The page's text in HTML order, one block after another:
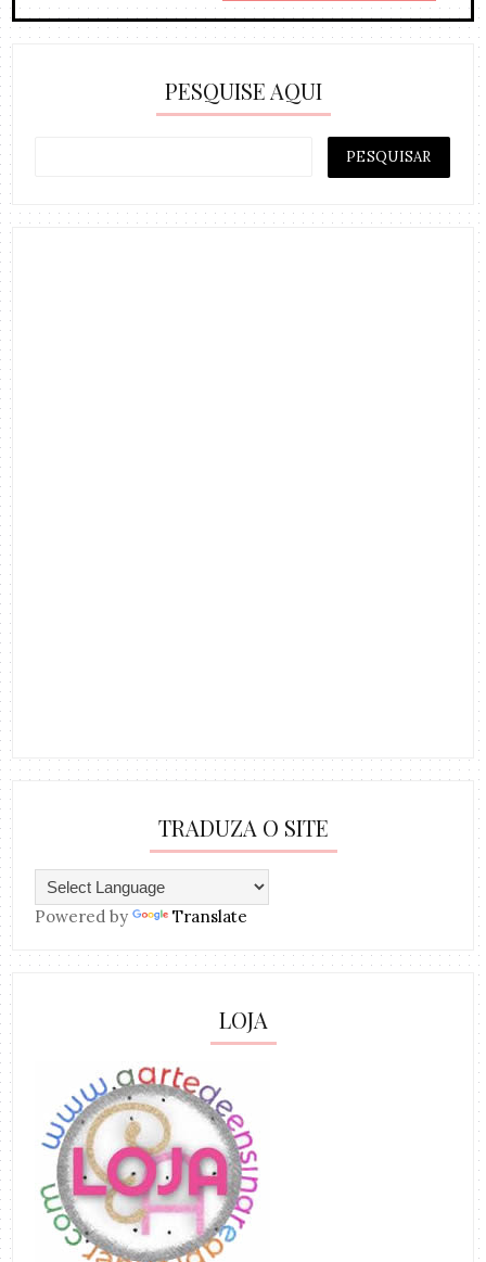
PESQUISE AQUI
TRADUZA O SITE
Powered by Translate
LOJA